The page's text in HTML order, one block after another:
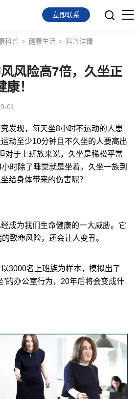
立即联系
科普 > 健康生活 > 科普详情
风险高7倍，久坐正
！
01
发现，每天坐8小时不运动的人患
动至少10分钟且不久坐的人要高出
对于上班族来说，久坐是稀松平常
时除了睡觉就是坐着。久坐一族到
给身体带来的伤害呢？
成为我们生命健康的一大威胁。它
致命风险，还会让人变丑。
3000名上班族为样本，模拟出了
”的办公室行为，20年后将会变成什